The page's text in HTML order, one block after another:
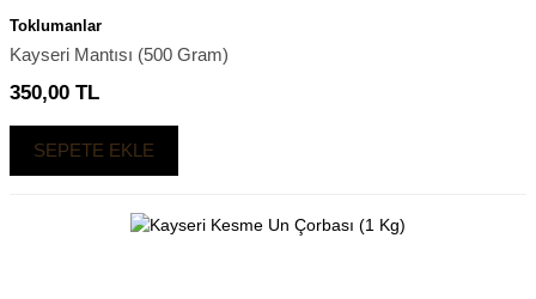
Toklumanlar
Kayseri Mantısı (500 Gram)
350,00 TL
SEPETE EKLE